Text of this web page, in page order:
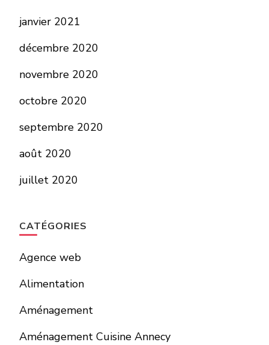
janvier 2021
décembre 2020
novembre 2020
octobre 2020
septembre 2020
août 2020
juillet 2020
CATÉGORIES
Agence web
Alimentation
Aménagement
Aménagement Cuisine Annecy